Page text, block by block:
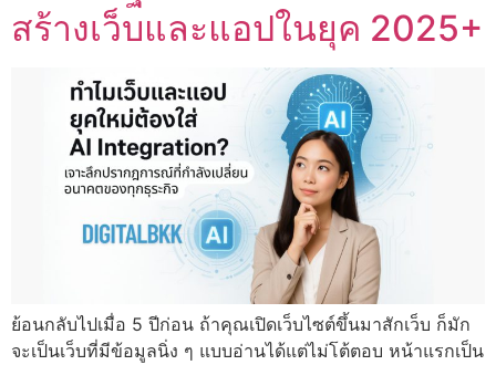
สร้างเว็บและแอปในยุค 2025+
ย้อนกลับไปเมื่อ 5 ปีก่อน ถ้าคุณเปิดเว็บไซต์ขึ้นมาสักเว็บ ก็มัก
จะเป็นเว็บที่มีข้อมูลนิ่ง ๆ แบบอ่านได้แต่ไม่โต้ตอบ หน้าแรกเป็น